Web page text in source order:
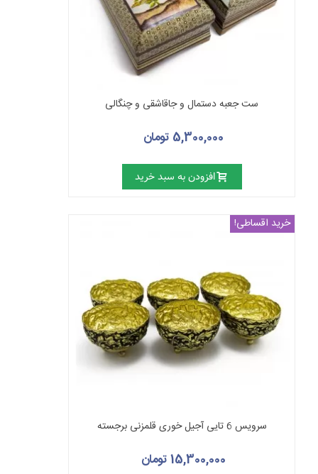
ست جعبه دستمال و جاقاشقی و چنگالی
5,300,000 تومان
افزودن به سبد خرید
خرید اقساطی!
سرویس 6 تایی آجیل خوری قلمزنی برجسته
15,300,000 تومان